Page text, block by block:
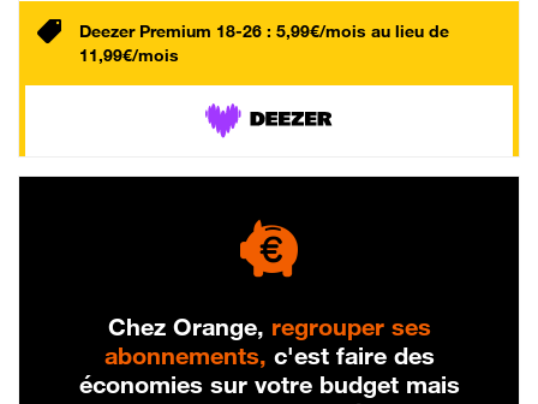
Deezer Premium 18-26 : 5,99€/mois au lieu de
11,99€/mois
Chez Orange, regrouper ses
abonnements, c'est faire des
économies sur votre budget mais